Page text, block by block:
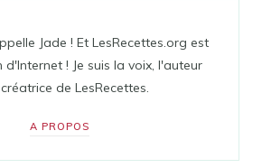
Jade ! Et LesRecettes.org est
! Je suis la voix, l'auteur
de LesRecettes.
A PROPOS